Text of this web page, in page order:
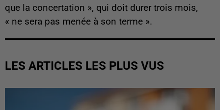
que la concertation », qui doit durer trois mois,
« ne sera pas menée à son terme ».
LES ARTICLES LES PLUS VUS